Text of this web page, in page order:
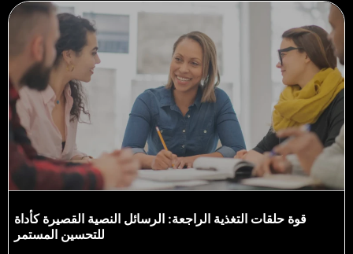
قوة حلقات التغذية الراجعة: الرسائل النصية القصيرة كأداة
للتحسين المستمر